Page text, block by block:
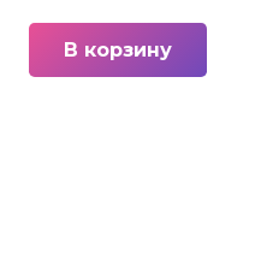
В корзину